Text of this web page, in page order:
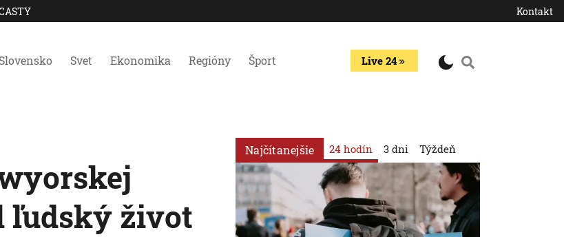
Kontakt
Slovensko Svet Ekonomika Regióny Šport Live 24
ľudský život
Najčítanejšie 24 hodín 3 dni Týždeň